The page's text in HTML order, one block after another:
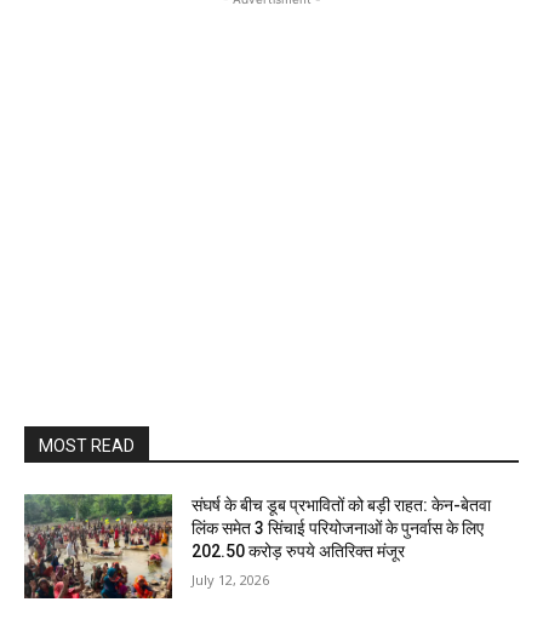
MOST READ
संघर्ष के बीच डूब प्रभावितों को बड़ी राहत: केन-बेतवा
लिंक समेत 3 सिंचाई परियोजनाओं के पुनर्वास के लिए
202.50 करोड़ रुपये अतिरिक्त मंजूर
July 12, 2026